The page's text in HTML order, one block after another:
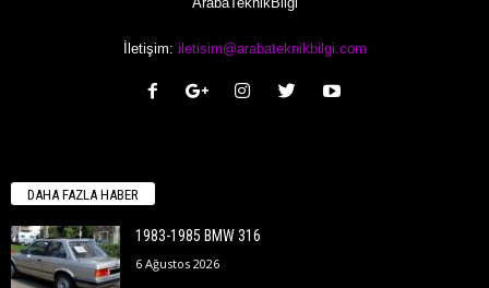
İletişim: iletisim@arabateknikbilgi.com
DAHA FAZLA HABER
1983-1985 BMW 316
6 Ağustos 2026